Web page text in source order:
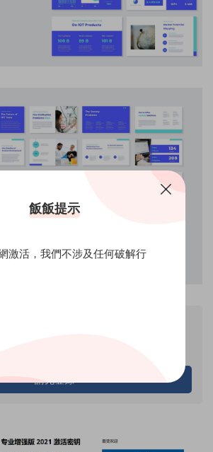
飯飯提示
激活，我們不涉及任何破解行